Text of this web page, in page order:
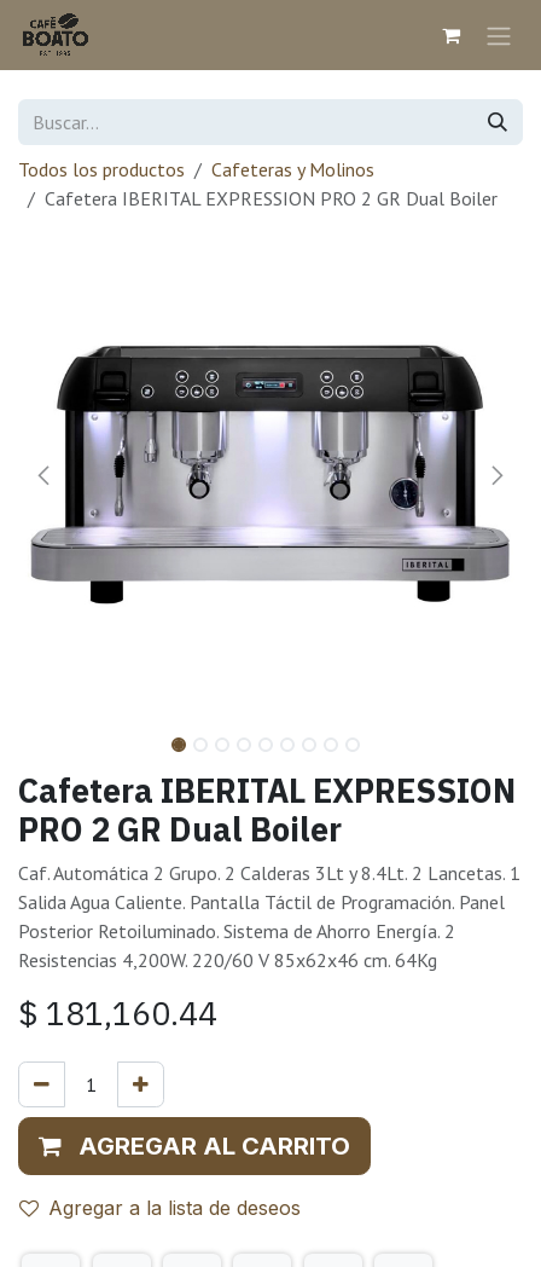
Ir al contenido
Todos los productos
Cafeteras y Molinos
Cafetera IBERITAL EXPRESSION PRO 2 GR Dual Boiler
Cafetera IBERITAL EXPRESSION
PRO 2 GR Dual Boiler
Caf. Automática 2 Grupo. 2 Calderas 3Lt y 8.4Lt. 2 Lancetas. 1
Salida Agua Caliente. Pantalla Táctil de Programación. Panel
Posterior Retoiluminado. Sistema de Ahorro Energía. 2
Resistencias 4,200W. 220/60 V 85x62x46 cm. 64Kg
$ 181,160.44
AGREGAR AL CARRITO
Agregar a la lista de deseos